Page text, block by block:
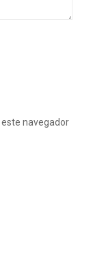
navegador